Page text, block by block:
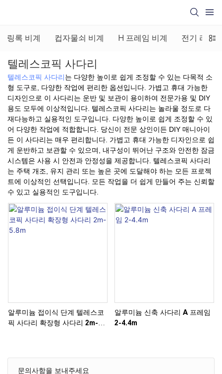
링록 비계 컵자물쇠 비계 H 프레임 비계 전기 리프
텔레스코픽 사다리
텔레스코픽 사다리는 다양한 높이로 쉽게 조정할 수 있는 다목적 소
형 도구로, 다양한 작업에 편리한 옵션입니다. 가볍고 휴대 가능한
디자인으로 이 사다리는 운반 및 보관이 용이하여 전문가용 및 DIY
용도 모두에 이상적입니다. 텔레스코픽 사다리는 놀라울 정도로 다
재다능하고 실용적인 도구입니다. 다양한 높이로 쉽게 조정할 수 있
어 다양한 작업에 적합합니다. 당신이 전문 상인이든 DIY 매니아이
든 이 사다리는 매우 편리합니다. 가볍고 휴대 가능한 디자인으로 쉽
게 운반하고 보관할 수 있으며, 내구성이 뛰어난 구조와 안전한 잠금
시스템은 사용 시 안전과 안정성을 제공합니다. 텔레스코픽 사다리
는 주택 개조, 유지 관리 또는 높은 곳에 도달해야 하는 모든 프로젝
트에 이상적인 선택입니다. 모든 작업을 더 쉽게 만들어 주는 신뢰할
수 있고 실용적인 도구입니다.
문의사항을 보내주세요
알루미늄 접이식 단계 텔레스코
픽 사다리 확장형 사다리 2m-
알루미늄 신축 사다리 A ​​프레임
2-4.4m